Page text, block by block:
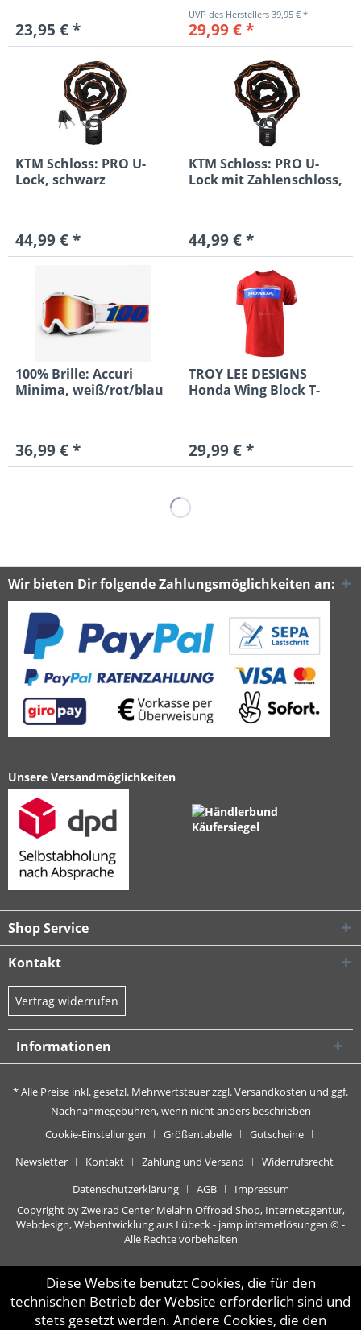
23,95 € *
39,95 € *
29,99 € *
KTM Schloss: PRO U-
Lock, schwarz
44,99 € *
KTM Schloss: PRO U-
Lock mit Zahlenschloss,
44,99 € *
100% Brille: Accuri
Minima, weiß/rot/blau
36,99 € *
TROY LEE DESIGNS
Honda Wing Block T-
29,99 € *
Wir bieten Dir folgende Zahlungsmöglichkeiten an:
Unsere Versandmöglichkeiten
Shop Service
Kontakt
Vertrag widerrufen
Informationen
* Alle Preise inkl. gesetzl. Mehrwertsteuer zzgl.Versandkosten und ggf.
Nachnahmegebühren, wenn nicht anders beschrieben
Cookie-Einstellungen
Größentabelle
Gutscheine
Newsletter
Kontakt Zahlung und Versand
Widerrufsrecht
Datenschutzerklärung
AGB
Impressum
Copyright by Zweirad Center Melahn Offroad Shop, Internetagentur,
Webdesign, Webentwicklung aus Lübeck - jamp internetlösungen © -
Alle Rechte vorbehalten
Diese Website benutzt Cookies, die für den
technischen Betrieb der Website erforderlich sind und
stets gesetzt werden. Andere Cookies, die den